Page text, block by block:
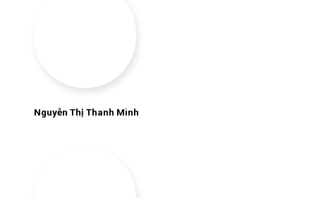
Nguyễn Thị Thanh Minh